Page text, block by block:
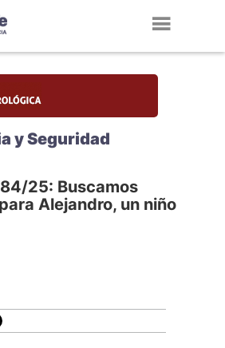
y Seguridad
84/25: Buscamos
Alejandro, un niño